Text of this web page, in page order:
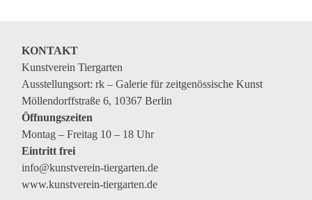
KONTAKT
Kunstverein Tiergarten
Ausstellungsort: rk – Galerie für zeitgenössische Kunst
Möllendorffstraße 6, 10367 Berlin
Öffnungszeiten
Montag – Freitag 10 – 18 Uhr
Eintritt frei
info@kunstverein-tiergarten.de
www.kunstverein-tiergarten.de